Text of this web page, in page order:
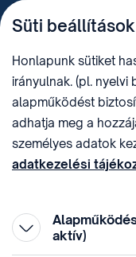
TELEFON
+36 (1) 312 4400
sztnh@hipo.gov.hu
CÍM
1081 Budapest II.
Pál pápa tér 7.
KÖZÖSSÉGI MÉDIA
Süti beállítások
Honlapunk sütiket
irányulnak. (pl.
alapműködést
adhatja meg a
személyes adatok
adatkezelési
aktív)